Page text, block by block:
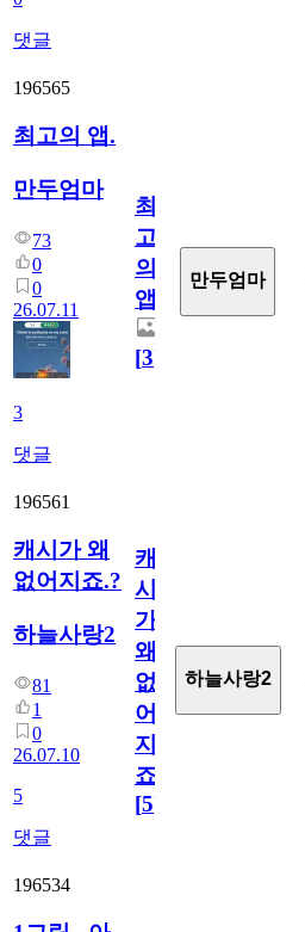
댓글
196565
최고의 앱.
만두엄마
73
0
0
26.07.11
3
댓글
최
고
의
앱.
[3]
만두엄마
196561
캐시가 왜
없어지죠.?
하늘사랑2
81
1
0
26.07.10
5
댓글
캐
시
가
왜
없
어
지
죠.?
[5]
하늘사랑2
196534